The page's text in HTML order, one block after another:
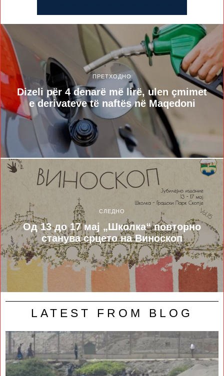
ПРЕТХОДНО
Dizeli për 4 denarë më lirë, ulen çmimet
e derivateve të naftës në Maqedoni
СЛЕДНО
Од 13 до 17 мај „Школка“ повторно
станува срцето на Виноскоп
LATEST FROM BLOG